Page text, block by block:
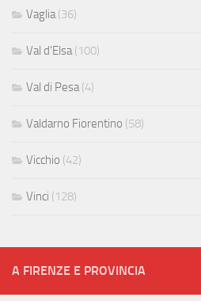
Vaglia(36)
Val d'Elsa(100)
Val di Pesa(4)
Valdarno Fiorentino (58)
Vicchio (42)
Vinci (128)
A FIRENZE E PROVINCIA